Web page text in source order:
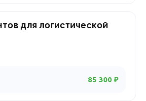
85 300 ₽
для логистической